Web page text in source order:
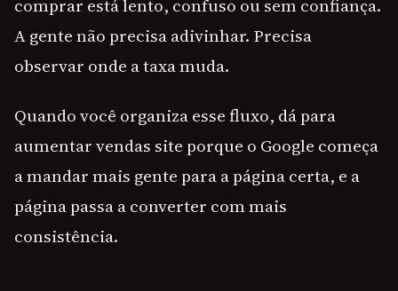
comprar está lento, confuso ou sem confiança.
A gente não precisa adivinhar. Precisa
observar onde a taxa muda.
Quando você organiza esse fluxo, dá para
aumentar vendas site porque o Google começa
a mandar mais gente para a página certa, e a
página passa a converter com mais
consistência.